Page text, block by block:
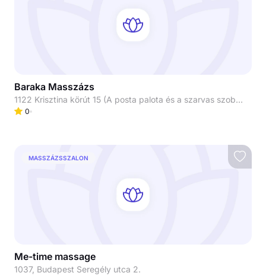
Baraka Masszázs
1122 Krisztina körút 15 (A posta palota és a szarvas szobor között a túloldalon)
0
MASSZÁZSSZALON
Me-time massage
1037, Budapest Seregély utca 2.